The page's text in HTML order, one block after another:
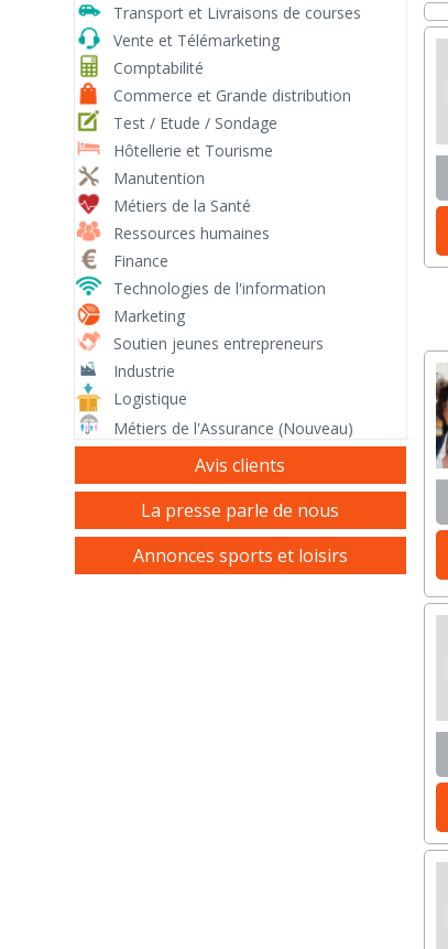
Transport et Livraisons de courses
Vente et Télémarketing
Comptabilité
Commerce et Grande distribution
Test / Etude / Sondage
Hôtellerie et Tourisme
Manutention
Métiers de la Santé
Ressources humaines
Finance
Technologies de l'information
Marketing
Soutien jeunes entrepreneurs
Industrie
Logistique
Métiers de l'Assurance (Nouveau)
Avis clients
La presse parle de nous
Annonces sports et loisirs